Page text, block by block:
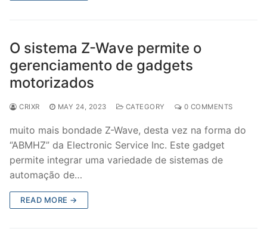
O sistema Z-Wave permite o
gerenciamento de gadgets
motorizados
CRIXR MAY 24, 2023 CATEGORY 0 COMMENTS
muito mais bondade Z-Wave, desta vez na forma do
“ABMHZ” da Electronic Service Inc. Este gadget
permite integrar uma variedade de sistemas de
automação de…
READ MORE →